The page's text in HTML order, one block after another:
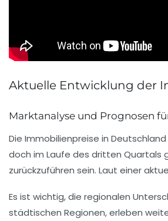
Aktuelle Entwicklung der
Marktanalyse und Prognosen
Die Immobilienpreise in
doch im Laufe des dritten Quartals
zurückzuführen sein. Laut einer
Es ist wichtig, die regionalen
städtischen Regionen, erleben